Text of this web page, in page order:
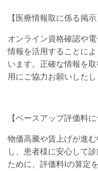
【医療情報取に係る掲示
オンライン資格確認や
情報を活用することに
います。正確な情報を
用にご協力お願いしたし
【ベースアップ評価料に
物価高騰や賃上げが進
し、患者様に安心して
ために、評価料Ⅰの算定